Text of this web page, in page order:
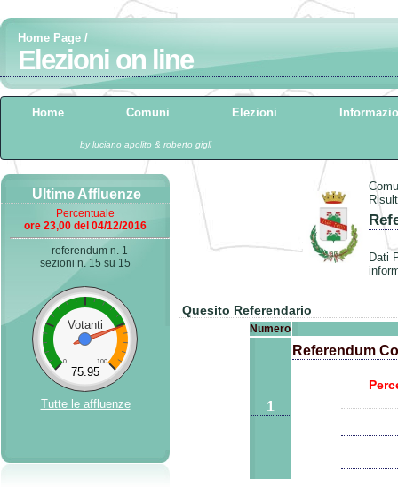
Home Page /
Elezioni on line
Home Comuni Elezioni
by luciano apolito & roberto gigli
Ultime Affluenze
Percentuale
ore 23,00 del 04/12/2016
referendum n. 1
sezioni n. 15 su 15
Votanti
0 100
75.95
Tutte le affluenze
Dati
Quesito Referendario
Numero
1
Referendum